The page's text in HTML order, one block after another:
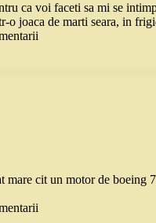
ca voi faceti sa mi se
o joaca de marti seara, in
mare cit un motor de boeing